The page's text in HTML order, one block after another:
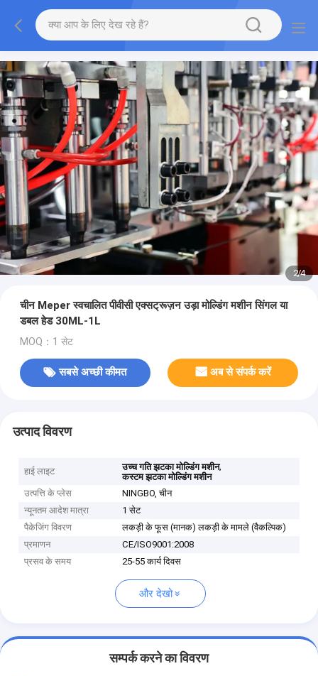
2/4
चीन Meper स्वचालित पीवीसी एक्सट्रूज़न उड़ा मोल्डिंग मशीन सिंगल या
डबल हेड 30ML-1L
MOQ：1 सेट
सबसे अच्छी कीमत अब से संपर्क करें
उत्पाद विवरण
हाई लाइट उच्च गति झटका मोल्डिंग मशीन,
कस्टम झटका मोल्डिंग मशीन
उत्पत्ति के प्लेस
NINGBO, चीन
न्यूनतम आदेश मात्रा
1 सेट
पैकेजिंग विवरण
लकड़ी के फूस (मानक) लकड़ी के मामले (वैकल्पिक)
प्रमाणन
CE/ISO9001:2008
प्रसव के समय
25-55 कार्य दिवस
और देखो
सम्पर्क करने का विवरण